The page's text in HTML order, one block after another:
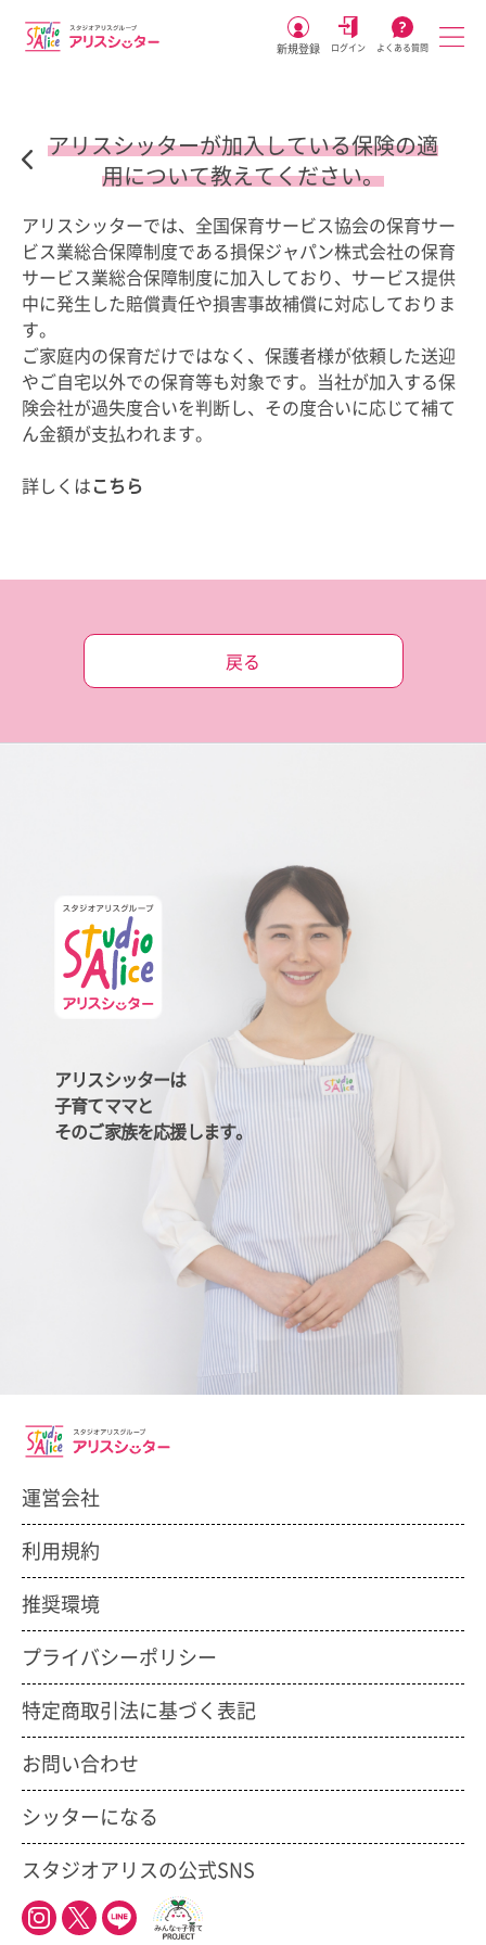
新規登録 ログイン よくある質問
アリスシッターが加入している保険の適
用について教えてください。
アリスシッターでは、全国保育サービス協会の保育サー
ビス業総合保障制度である損保ジャパン株式会社の保育
サービス業総合保障制度に加入しており、サービス提供
中に発生した賠償責任や損害事故補償に対応しておりま
す。
ご家庭内の保育だけではなく、保護者様が依頼した送迎
やご自宅以外での保育等も対象です。当社が加入する保
険会社が過失度合いを判断し、その度合いに応じて補て
ん金額が支払われます。
詳しくは こちら
戻る
アリスシッターは
子育てママと
運営会社
利用規約
推奨環境
プライバシーポリシー
特定商取引法に基づく表記
お問い合わせ
シッターになる
スタジオアリスの公式SNS